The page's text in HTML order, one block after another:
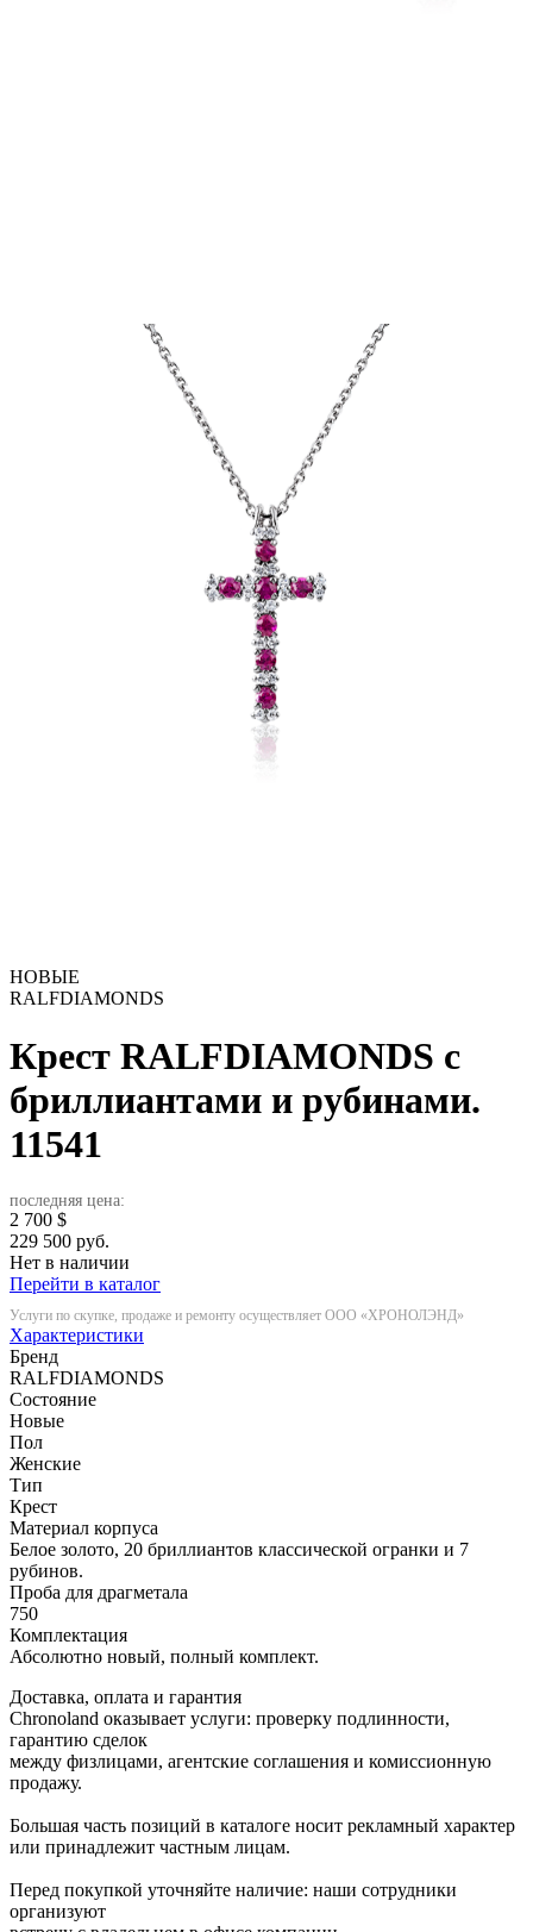
НОВЫЕ
RALFDIAMONDS
Крест RALFDIAMONDS с
бриллиантами и рубинами.
11541
последняя цена:
2 700 $
229 500 руб.
Нет в наличии
Перейти в каталог
Услуги по скупке, продаже и ремонту осуществляет ООО «ХРОНОЛЭНД»
Характеристики
Бренд
RALFDIAMONDS
Состояние
Новые
Пол
Женские
Тип
Крест
Материал корпуса
Белое золото, 20 бриллиантов классической огранки и 7
рубинов.
Проба для драгметала
750
Комплектация
Абсолютно новый, полный комплект.
Доставка, оплата и гарантия
Chronoland оказывает услуги: проверку подлинности,
гарантию сделок
между физлицами, агентские соглашения и комиссионную
продажу.
Большая часть позиций в каталоге носит рекламный характер
или принадлежит частным лицам.
Перед покупкой уточняйте наличие: наши сотрудники
организуют